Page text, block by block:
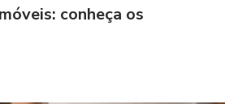
conheça os